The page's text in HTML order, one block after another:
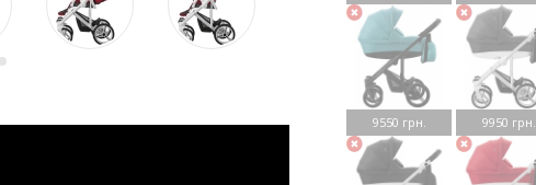
9550 грн. 9950 грн.